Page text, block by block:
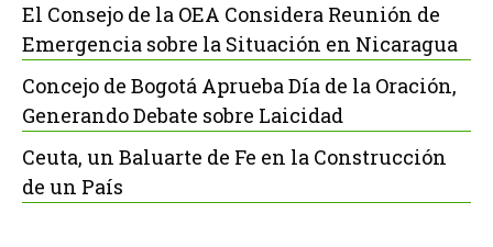
El Consejo de la OEA Considera Reunión de
Emergencia sobre la Situación en Nicaragua
Concejo de Bogotá Aprueba Día de la Oración,
Generando Debate sobre Laicidad
Ceuta, un Baluarte de Fe en la Construcción
de un País